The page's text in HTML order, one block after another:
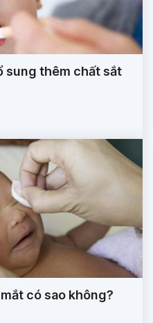
sung thêm chất sắt
có sao không?